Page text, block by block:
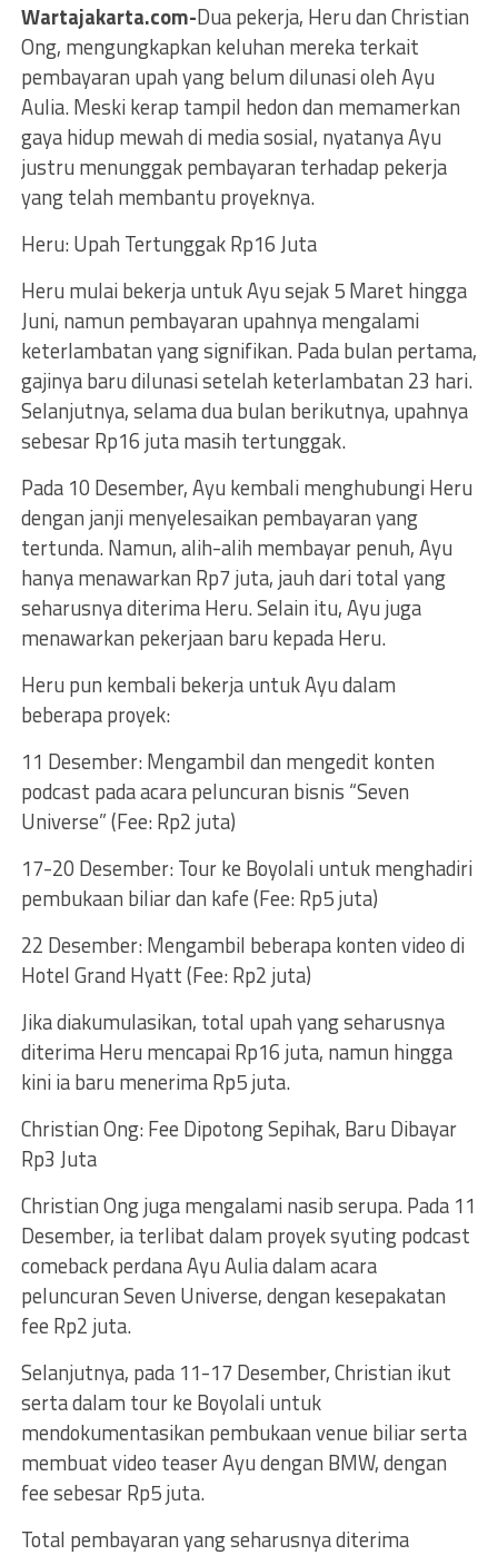
Wartajakarta.com-Dua pekerja, Heru dan Christian
Ong, mengungkapkan keluhan mereka terkait
pembayaran upah yang belum dilunasi oleh Ayu
Aulia. Meski kerap tampil hedon dan memamerkan
gaya hidup mewah di media sosial, nyatanya Ayu
justru menunggak pembayaran terhadap pekerja
yang telah membantu proyeknya.
Heru: Upah Tertunggak Rp16 Juta
Heru mulai bekerja untuk Ayu sejak 5 Maret hingga
Juni, namun pembayaran upahnya mengalami
keterlambatan yang signifikan. Pada bulan pertama,
gajinya baru dilunasi setelah keterlambatan 23 hari.
Selanjutnya, selama dua bulan berikutnya, upahnya
sebesar Rp16 juta masih tertunggak.
Pada 10 Desember, Ayu kembali menghubungi Heru
dengan janji menyelesaikan pembayaran yang
tertunda. Namun, alih-alih membayar penuh, Ayu
hanya menawarkan Rp7 juta, jauh dari total yang
seharusnya diterima Heru. Selain itu, Ayu juga
menawarkan pekerjaan baru kepada Heru.
Heru pun kembali bekerja untuk Ayu dalam
beberapa proyek:
11 Desember: Mengambil dan mengedit konten
podcast pada acara peluncuran bisnis “Seven
Universe” (Fee: Rp2 juta)
17-20 Desember: Tour ke Boyolali untuk menghadiri
pembukaan biliar dan kafe (Fee: Rp5 juta)
22 Desember: Mengambil beberapa konten video di
Hotel Grand Hyatt (Fee: Rp2 juta)
Jika diakumulasikan, total upah yang seharusnya
diterima Heru mencapai Rp16 juta, namun hingga
kini ia baru menerima Rp5 juta.
Christian Ong: Fee Dipotong Sepihak, Baru Dibayar
Rp3 Juta
Christian Ong juga mengalami nasib serupa. Pada 11
Desember, ia terlibat dalam proyek syuting podcast
comeback perdana Ayu Aulia dalam acara
peluncuran Seven Universe, dengan kesepakatan
fee Rp2 juta.
Selanjutnya, pada 11-17 Desember, Christian ikut
serta dalam tour ke Boyolali untuk
mendokumentasikan pembukaan venue biliar serta
membuat video teaser Ayu dengan BMW, dengan
fee sebesar Rp5 juta.
Total pembayaran yang seharusnya diterima